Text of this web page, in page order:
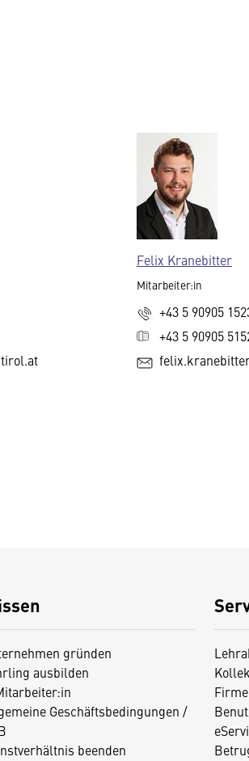
Felix Kranebitter
Mitarbeiter:in
+43 5 90905
+43 5 90905
gründen
ausbilden
Geschäftsbedingungen /
beenden